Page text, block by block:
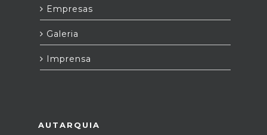
Empresas
Galeria
Imprensa
AUTARQUIA